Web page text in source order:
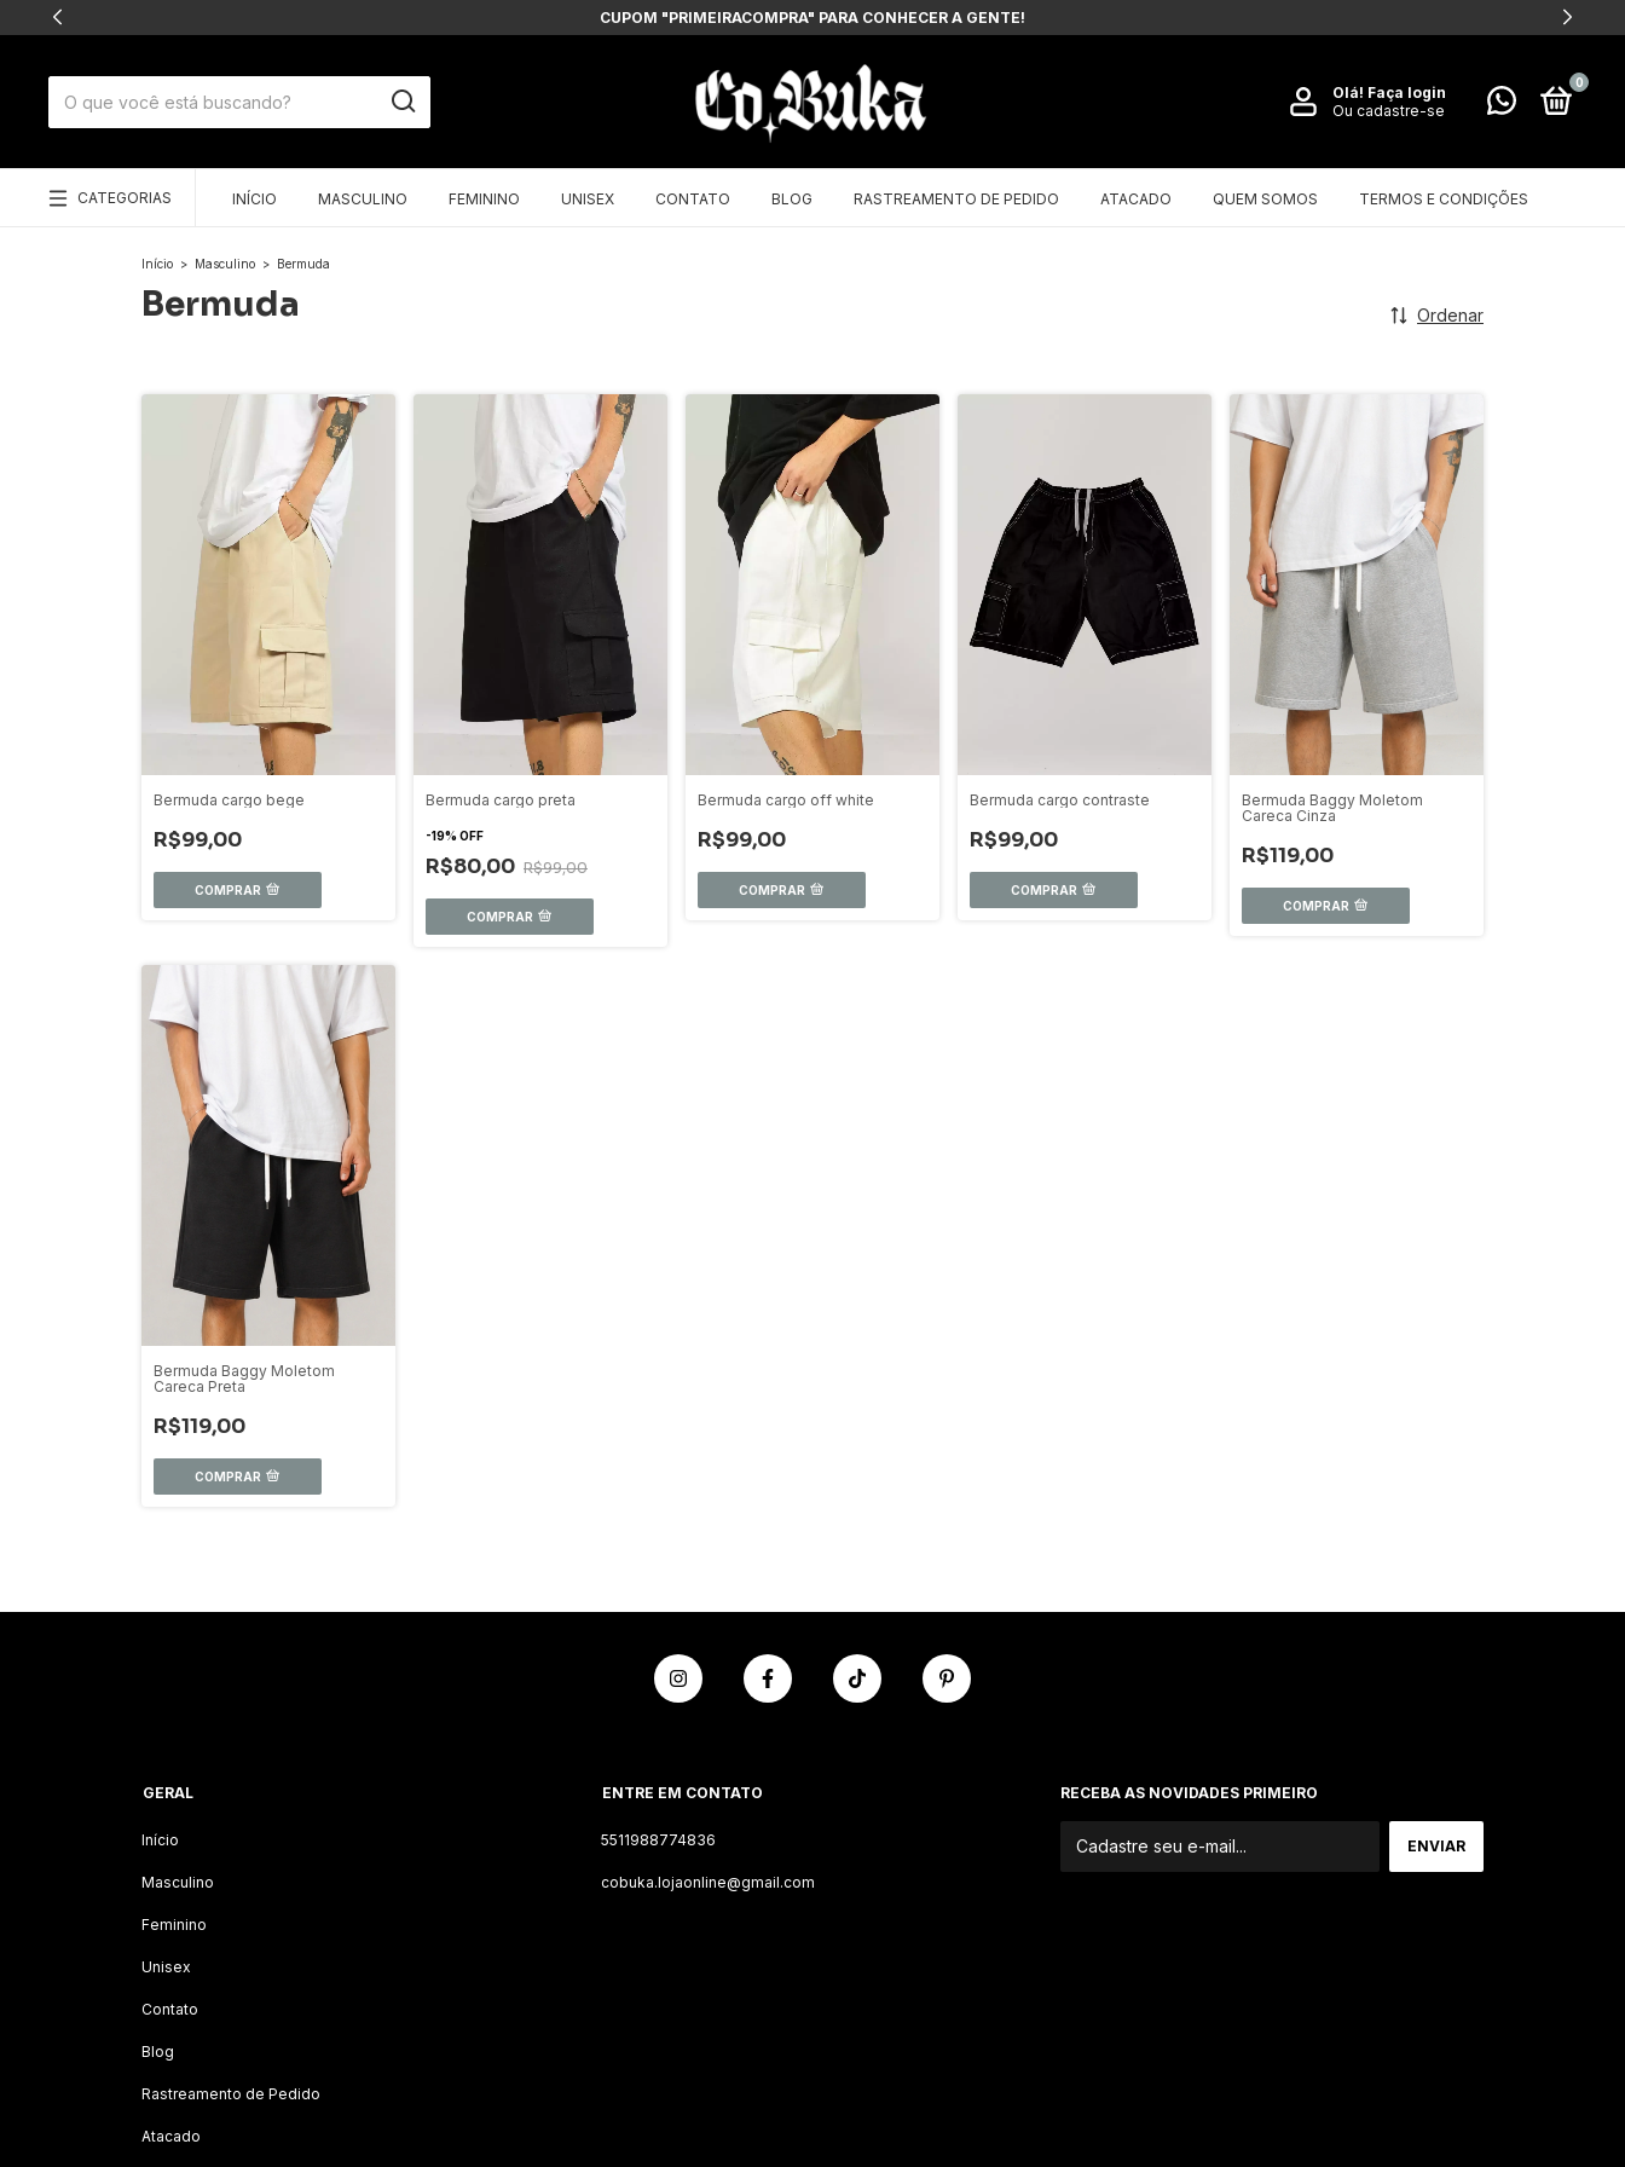
CUPOM "PRIMEIRACOMPRA" PARA CONHECER A GENTE!
Olá! Faça login
Ou cadastre-se
0
CATEGORIAS INÍCIO MASCULINO FEMININO UNISEX CONTATO BLOG RASTREAMENTO DE PEDIDO ATACADO QUEM SOMOS TERMOS E CONDIÇÕES
Início > Masculino > Bermuda
Bermuda Ordenar
Bermuda cargo bege
R$99,00
COMPRAR
Bermuda cargo preta
-19% OFF
R$80,00 R$99,00
COMPRAR
Bermuda cargo off white
R$99,00
COMPRAR
Bermuda cargo contraste
R$99,00
COMPRAR
Bermuda Baggy Moletom
Careca Cinza
R$119,00
COMPRAR
Bermuda Baggy Moletom
Careca Preta
R$119,00
COMPRAR
GERAL
Início
Masculino
Feminino
Unisex
Contato
Blog
Rastreamento de Pedido
Atacado
ENTRE EM CONTATO
5511988774836
cobuka.lojaonline@gmail.com
RECEBA AS NOVIDADES PRIMEIRO